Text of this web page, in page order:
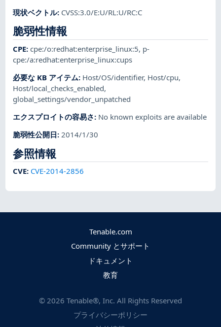
現状ベクトル: CVSS:3.0/E:U/RL:U/RC:C
脆弱性情報
CPE:cpe:/o:redhat:enterprise_linux:5, p-
cpe:/a:redhat:enterprise_linux:cups
必要な KB アイテム: Host/OS/identifier, Host/cpu,
Host/local_checks_enabled,
global_settings/vendor_unpatched
エクスプロイトの容易さ: No known exploits are available
脆弱性公開日:2014/1/30
参照情報
CVE: CVE-2014-2856
Tenable.com
Community とサポート
ドキュメント
教育
© 2026 Tenable®, Inc. All Rights Reserved
プライバシーポリシー